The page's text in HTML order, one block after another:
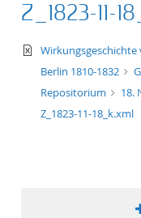
Z_1823-11-
text/xml
Wirkungsgeschichte
Berlin 1810-1832
Repositorium
18.
Z_1823-11-18_k.xml